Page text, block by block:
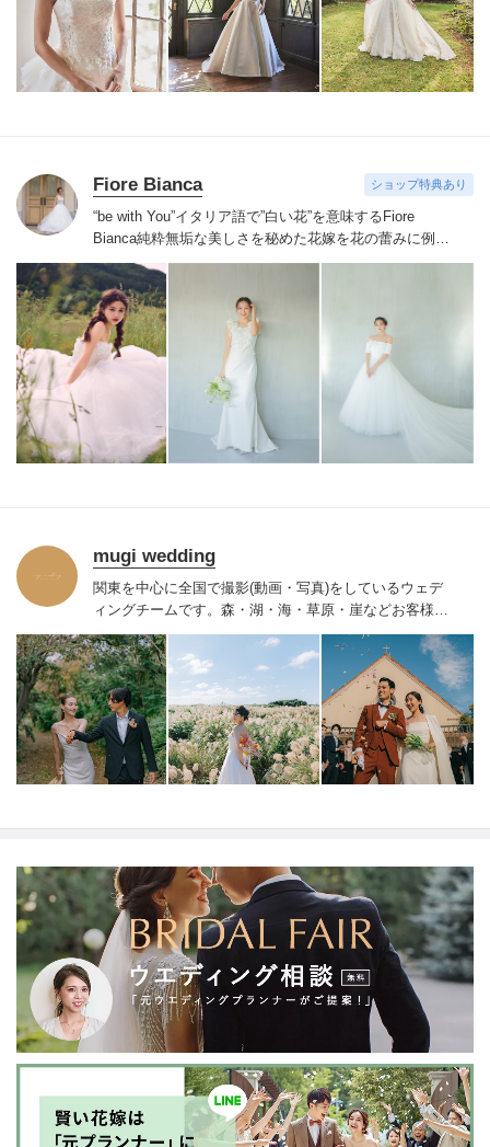
お着物や現代の薫りをちりばめた艶やかなコレクショ
ン。 すべての花嫁さまへ後悔しないお衣裳選びをお手伝
いさせて頂きます。
Fiore Bianca ショップ特典あり
“be with You”イタリア語で”白い花”を意味するFiore
Bianca純粋無垢な美しさを秘めた花嫁を花の蕾みに例え
白い花が咲くまでのストーリーをあなたと共に紡いでい
きます
世界を巡り出会ったデザイナーズブランドや、オ
リジナルドレスはまだ見ぬ新しい自分の姿へと出会わせ
てくれます。
誰かの真似ではなくあなただからできるス
タイルへあなたにしかできないブライズスタイルへ導き
ます。
美しい白い花を咲かせ今よりずっと好きな自分
mugi wedding
関東を中心に全国で撮影(動画・写真)をしているウェデ
ィングチームです。 森・湖・海・草原・崖などお客様が
撮影したいロケーションにて私たちが出張撮影をいたし
ます。お2人だけのコンセプトを余すことなく動画・写真
で表現し、オーダーメイドの作品をお届けいたします。
「色褪せない想い出を」をご一緒に創り上げていきませ
んか。【キャンセル規定】ご契約日から撮影日の31日前
まで→キャンセル料は発生しません。撮影日の30日前か
ら８日前まで→お見積額の50％撮影日の７日前から前日
まで→お見積額の75％撮影日当日→お見積額の100％